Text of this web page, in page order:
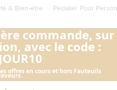
& Bien-être Pédalier Pour
commande, sur
avec le code :
offres en cours et hors Fauteuils